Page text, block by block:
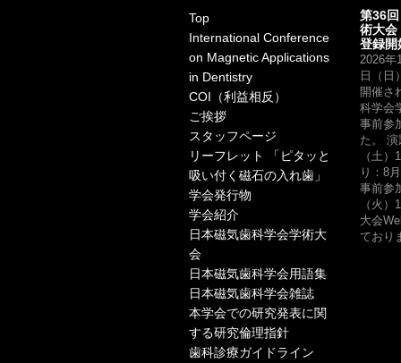
Top
International Conference
on Magnetic Applications
in Dentistry
COI（利益相反）
ご挨拶
スタッフページ
リーフレット 「ピタッと
吸い付く磁石の入れ歯」
学会発行物
学会紹介
日本磁気歯科学会学術大
会
日本磁気歯科学会用語集
日本磁気歯科学会雑誌
本学会での研究発表に関
する研究倫理指針
歯科診療ガイドライン
第36
術大会
登録開
2026年
日（日
開催さ
科学会
事前参
た。
（土
り：8
事前参
（火
大会
ており